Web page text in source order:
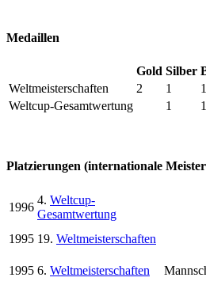
Medaillen
Gold Silber
Weltmeisterschaften
2 1
1
Weltcup-Gesamtwertung
1 1
Platzierungen (internationale
1996
4. Weltcup-
Gesamtwertung
1995 19. Weltmeisterschaften
1995 6. Weltmeisterschaften